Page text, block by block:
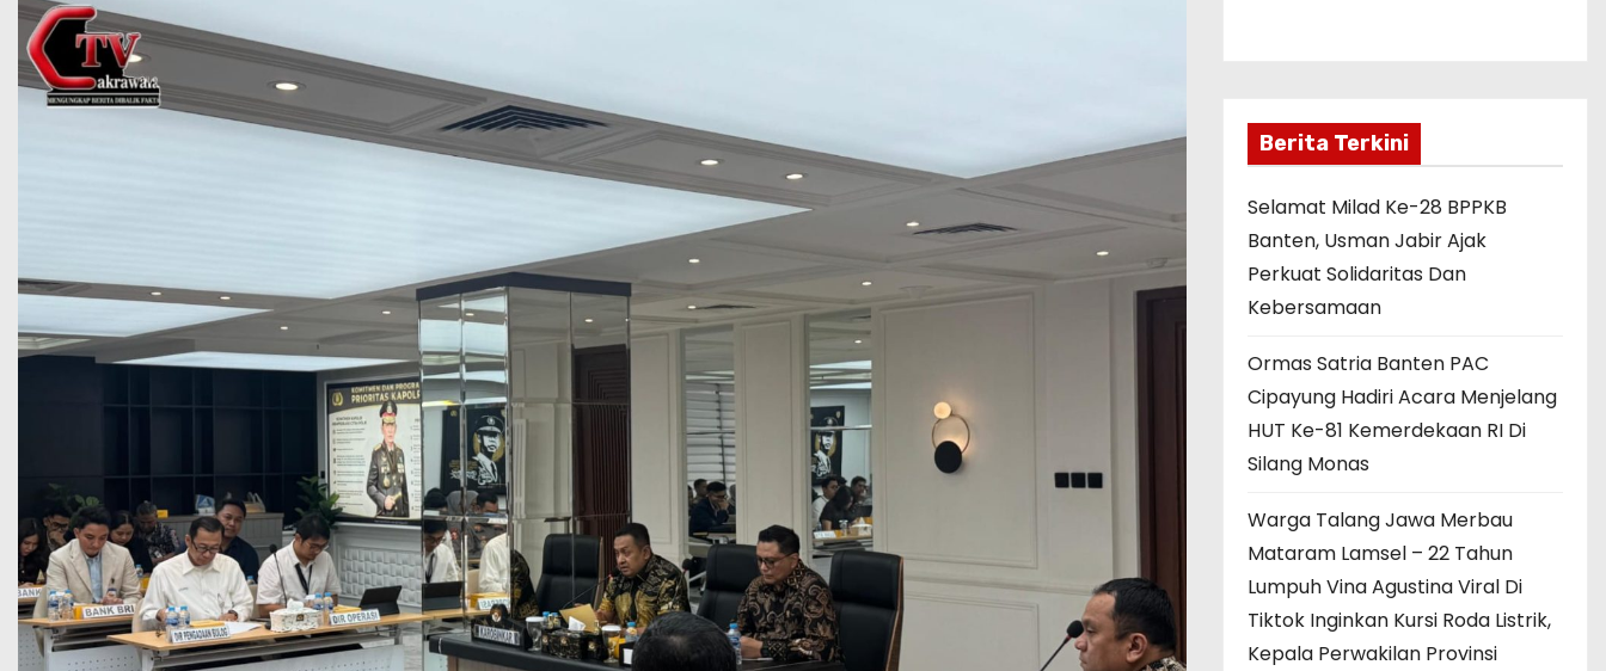
Berita Terkini
Selamat Milad Ke-28 BPPKB
Banten, Usman Jabir Ajak
Perkuat Solidaritas Dan
Kebersamaan
Ormas Satria Banten PAC
Cipayung Hadiri Acara Menjelang
HUT Ke-81 Kemerdekaan RI Di
Silang Monas
Warga Talang Jawa Merbau
Mataram Lamsel – 22 Tahun
Lumpuh Vina Agustina Viral Di
Tiktok Inginkan Kursi Roda Listrik,
Kepala Perwakilan Provinsi